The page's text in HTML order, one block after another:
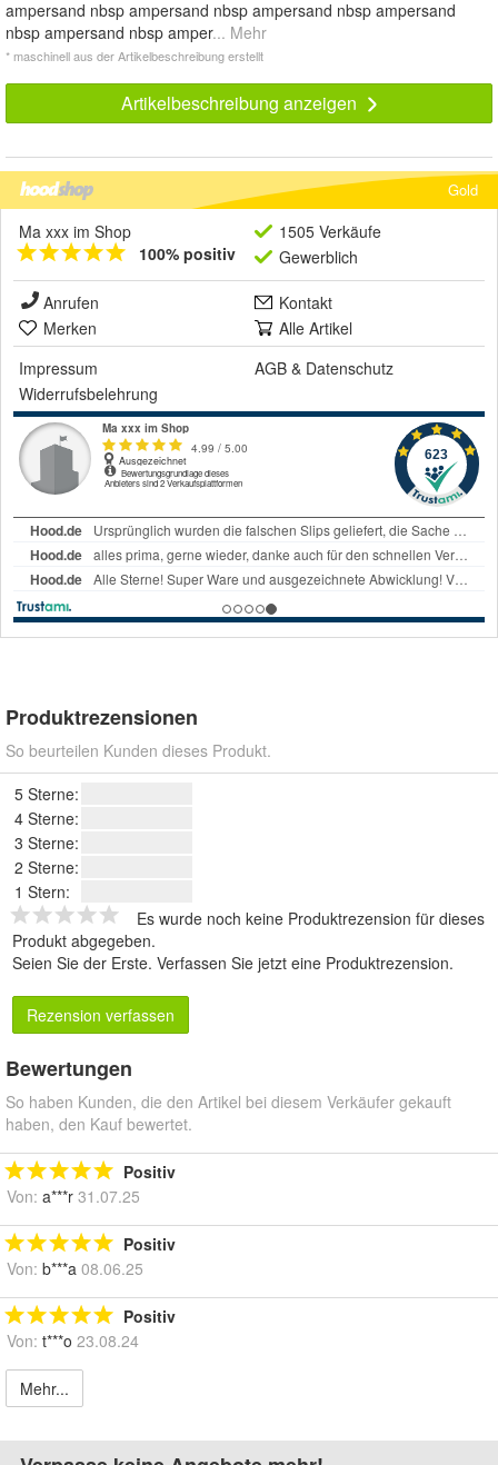
ampersand nbsp ampersand nbsp ampersand nbsp ampersand
nbsp ampersand nbsp amper... Mehr
* maschinell aus der Artikelbeschreibung erstellt
Artikelbeschreibung anzeigen
Gold
Ma xxx im Shop
100% positiv
1505 Verkäufe
Gewerblich
Anrufen
Kontakt
Merken
Alle Artikel
Impressum
AGB & Datenschutz
Widerrufsbelehrung
Produktrezensionen
So beurteilen Kunden dieses Produkt.
5 Sterne:
4 Sterne:
3 Sterne:
2 Sterne:
1 Stern:
Es wurde noch keine Produktrezension für dieses
Produkt abgegeben.
Seien Sie der Erste. Verfassen Sie jetzt eine Produktrezension.
Rezension verfassen
Bewertungen
So haben Kunden, die den Artikel bei diesem Verkäufer gekauft
haben, den Kauf bewertet.
Positiv
Von: a***r 31.07.25
Positiv
Von: b***a 08.06.25
Positiv
Von: t***o 23.08.24
Mehr...